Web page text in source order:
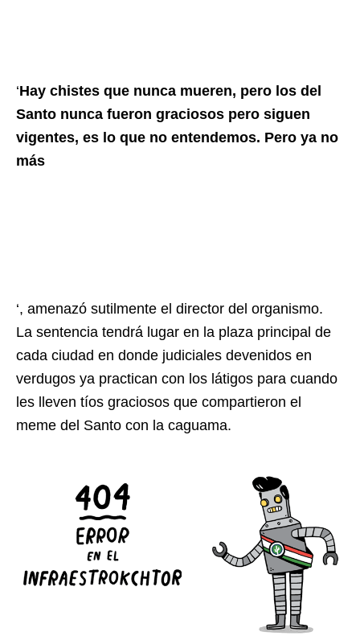
‘Hay chistes que nunca mueren, pero los del
Santo nunca fueron graciosos pero siguen
vigentes, es lo que no entendemos. Pero ya no
más
‘, amenazó sutilmente el director del organismo.
La sentencia tendrá lugar en la plaza principal de
cada ciudad en donde judiciales devenidos en
verdugos ya practican con los látigos para cuando
les lleven tíos graciosos que compartieron el
meme del Santo con la caguama.